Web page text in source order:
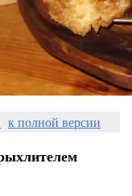
к полной версии